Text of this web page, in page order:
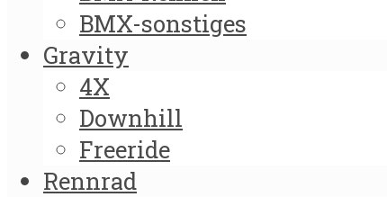
BMX-sonstiges
Gravity
4X
Downhill
Freeride
Rennrad